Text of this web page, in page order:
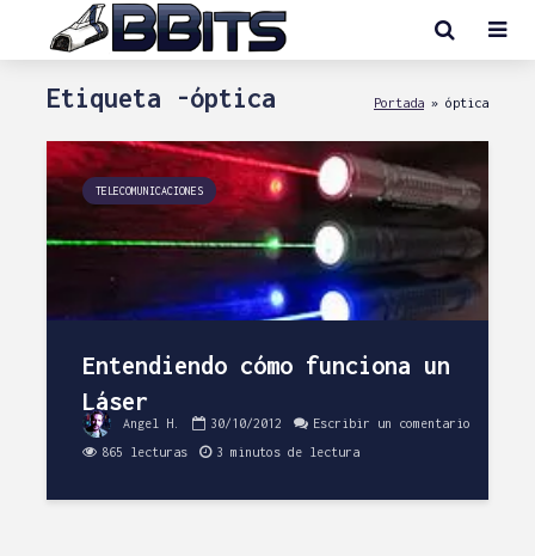
Etiqueta -óptica Portada » óptica
TELECOMUNICACIONES
Entendiendo cómo funciona un
Láser
Angel H. 30/10/2012 Escribir un comentario
865 lecturas 3 minutos de lectura